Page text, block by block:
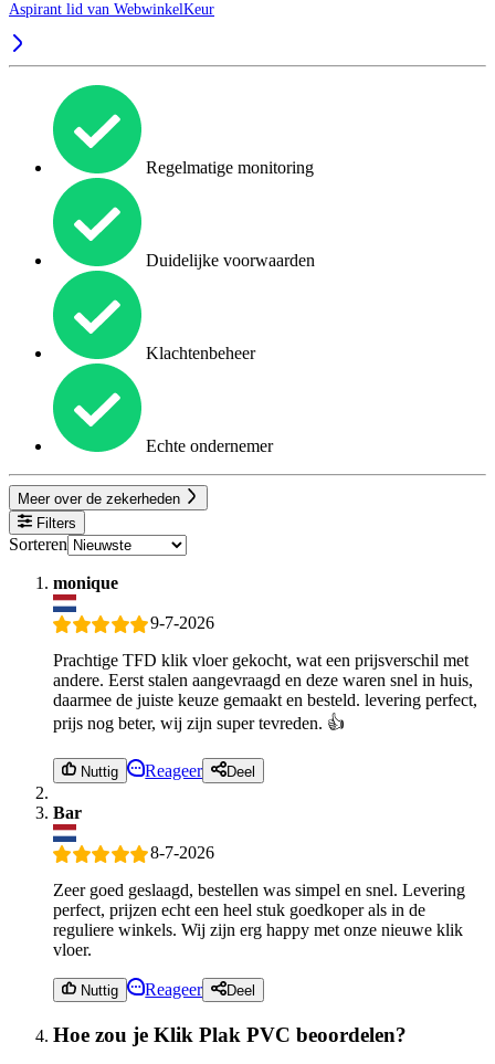
Aspirant lid van WebwinkelKeur
Regelmatige monitoring
Duidelijke voorwaarden
Klachtenbeheer
Echte ondernemer
Meer over de zekerheden
Filters
Sorteren
monique
9-7-2026
Prachtige TFD klik vloer gekocht, wat een prijsverschil met
andere. Eerst stalen aangevraagd en deze waren snel in huis,
daarmee de juiste keuze gemaakt en besteld. levering perfect,
prijs nog beter, wij zijn super tevreden. 👍
Nuttig Reageer Deel
Bar
8-7-2026
Zeer goed geslaagd, bestellen was simpel en snel. Levering
perfect, prijzen echt een heel stuk goedkoper als in de
reguliere winkels. Wij zijn erg happy met onze nieuwe klik
vloer.
Nuttig Reageer Deel
Hoe zou je Klik Plak PVC beoordelen?